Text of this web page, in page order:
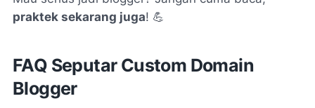
praktek sekarang juga! 💪
FAQ Seputar Custom Domain
Blogger